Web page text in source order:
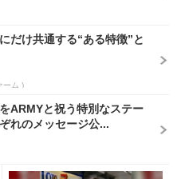
だけ共通する“ある特徴”と
ーム )
ARMYと祝う特別なステー
れのメッセージ公...